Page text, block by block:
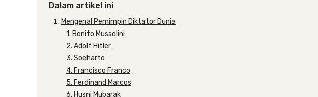
Dalam artikel ini
Mengenal Pemimpin Diktator Dunia
1. Benito Mussolini
2. Adolf Hitler
3. Soeharto
4. Francisco Franco
5. Ferdinand Marcos
6. Husni Mubarak